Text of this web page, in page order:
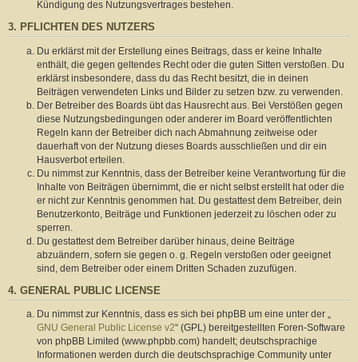
Kündigung des Nutzungsvertrages bestehen.
3. PFLICHTEN DES NUTZERS
Du erklärst mit der Erstellung eines Beitrags, dass er keine Inhalte
enthält, die gegen geltendes Recht oder die guten Sitten verstoßen. Du
erklärst insbesondere, dass du das Recht besitzt, die in deinen
Beiträgen verwendeten Links und Bilder zu setzen bzw. zu verwenden.
Der Betreiber des Boards übt das Hausrecht aus. Bei Verstößen gegen
diese Nutzungsbedingungen oder anderer im Board veröffentlichten
Regeln kann der Betreiber dich nach Abmahnung zeitweise oder
dauerhaft von der Nutzung dieses Boards ausschließen und dir ein
Hausverbot erteilen.
Du nimmst zur Kenntnis, dass der Betreiber keine Verantwortung für die
Inhalte von Beiträgen übernimmt, die er nicht selbst erstellt hat oder die
er nicht zur Kenntnis genommen hat. Du gestattest dem Betreiber, dein
Benutzerkonto, Beiträge und Funktionen jederzeit zu löschen oder zu
sperren.
Du gestattest dem Betreiber darüber hinaus, deine Beiträge
abzuändern, sofern sie gegen o. g. Regeln verstoßen oder geeignet
sind, dem Betreiber oder einem Dritten Schaden zuzufügen.
4. GENERAL PUBLIC LICENSE
Du nimmst zur Kenntnis, dass es sich bei phpBB um eine unter der „
GNU General Public License v2“ (GPL) bereitgestellten Foren-Software
von phpBB Limited (www.phpbb.com) handelt; deutschsprachige
Informationen werden durch die deutschsprachige Community unter